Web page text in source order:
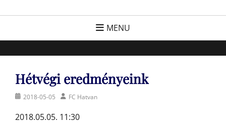
FC Hatvan
Egyesület a hatvani labdarúgásért, sportért!
MENU
Hétvégi eredményeink
Posted2018-05-05 AuthorFC Hatvan
2018.05.05. 11:30